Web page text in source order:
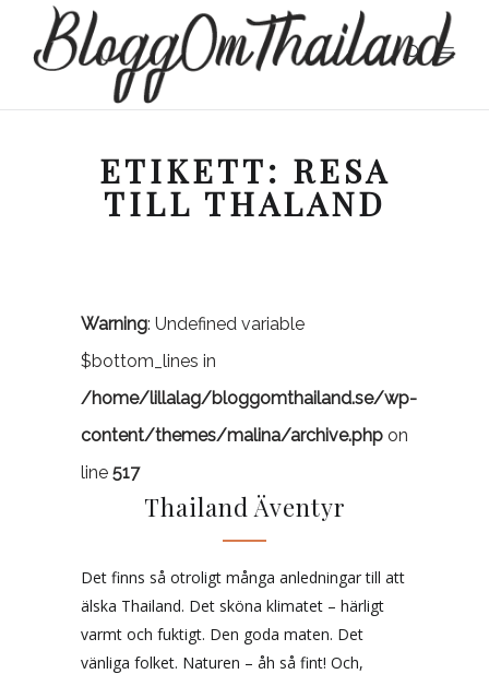
ETIKETT: RESA
TILL THALAND
Warning: Undefined variable
$bottom_lines in
/home/lillalag/bloggomthailand.se/wp-
content/themes/malina/archive.php on
line 517
Thailand Äventyr
Det finns så otroligt många anledningar till att
älska Thailand. Det sköna klimatet – härligt
varmt och fuktigt. Den goda maten. Det
vänliga folket. Naturen – åh så fint! Och,